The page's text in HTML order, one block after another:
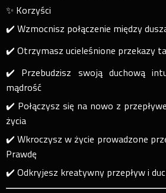
✨ Korzyści
✔️ Wzmocnisz połączenie między
✔️ Otrzymasz ucieleśnione przekazy
✔️ Przebudzisz swoją duchową
mądrość
✔️ Połączysz się na nowo z
życia
✔️ Wkroczysz w życie prowadzone
Prawdę
✔️ Odkryjesz kreatywny przepływ i